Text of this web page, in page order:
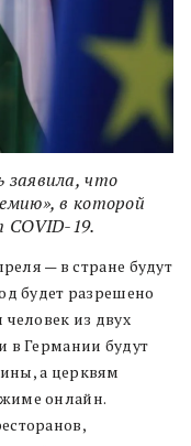
заявила, что
в которой
19.
— в стране будут
будет разрешено
человек из двух
в Германии будут
а церквям
онлайн.